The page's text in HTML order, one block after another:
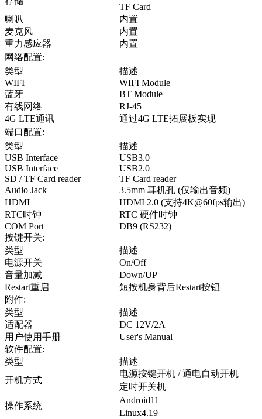
TF Card
喇叭
内置
麦克风
内置
重力感应器
内置
网络配置:
类型
描述
WIFI
WIFI Module
蓝牙
BT Module
有线网络
RJ-45
4G LTE通讯
通过4G LTE拓展板实现
端口配置:
类型
描述
USB Interface
USB3.0
USB Interface
USB2.0
SD / TF Card reader
TF Card reader
Audio Jack
3.5mm 耳机孔 (仅输出音频)
HDMI
HDMI 2.0 (支持4K@60fps输出)
RTC时钟
RTC 硬件时钟
COM Port
DB9 (RS232)
按键开关:
类型
描述
电源开关
On/Off
音量加减
Down/UP
Restart重启
短按机身背后Restart按钮
附件:
类型
描述
适配器
DC 12V/2A
用户使用手册
User's Manual
软件配置:
类型
描述
开机方式
电源按键开机 / 通电自动开机
定时开关机
操作系统
Android11
Linux4.19